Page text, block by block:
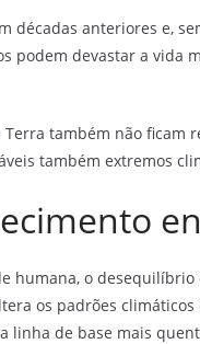
décadas anteriores e,
podem devastar a
também não ficam
também extremos
humana, o
os padrões
linha de base mais